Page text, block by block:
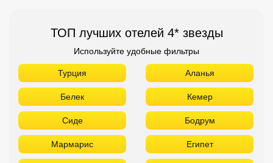
ТОП лучших отелей 4* звезды
Используйте удобные фильтры
Турция Аланья
Белек Кемер
Сиде Бодрум
Мармарис Египет